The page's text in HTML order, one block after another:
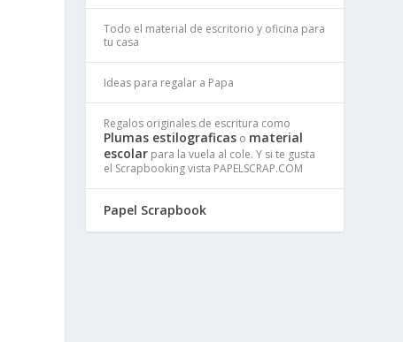
Todo el material de escritorio y oficina para
tu casa
Ideas para regalar a Papa
Regalos originales de escritura como
Plumas estilograficas o material
escolar para la vuela al cole. Y si te gusta
el Scrapbooking vista PAPELSCRAP.COM
Papel Scrapbook